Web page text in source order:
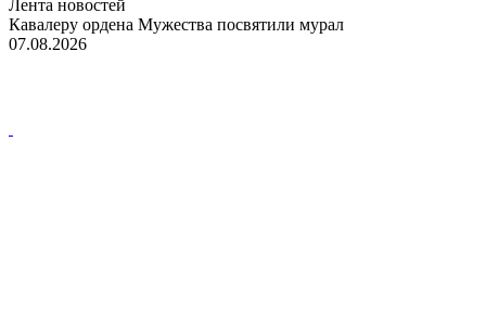
Лента новостей
Кавалеру ордена Мужества посвятили мурал
07.08.2026